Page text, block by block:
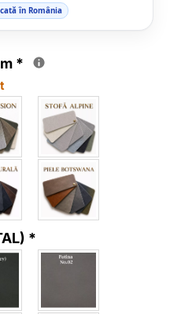
în România
*
*